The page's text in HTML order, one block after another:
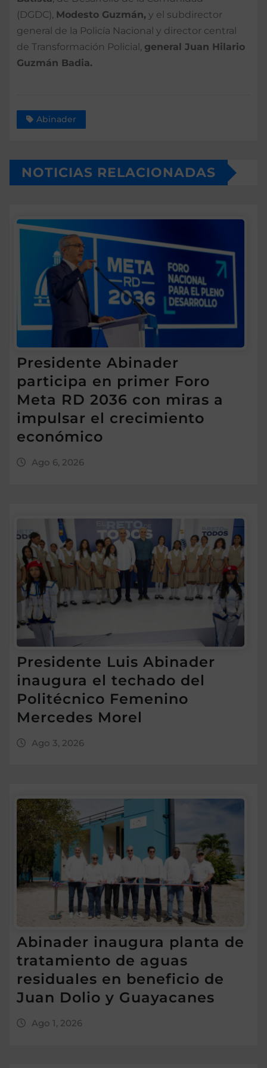
(DGDC), Modesto Guzmán, y el subdirector
general de la Policía Nacional y director central
de Transformación Policial, general Juan Hilario
Guzmán Badia.
Abinader
NOTICIAS RELACIONADAS
Presidente Abinader
participa en primer Foro
Meta RD 2036 con miras a
impulsar el crecimiento
económico
Ago 6, 2026
Presidente Luis Abinader
inaugura el techado del
Politécnico Femenino
Mercedes Morel
Ago 3, 2026
Abinader inaugura planta de
tratamiento de aguas
residuales en beneficio de
Juan Dolio y Guayacanes
Ago 1, 2026